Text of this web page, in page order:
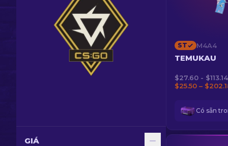
GIÁ
ST M4A4
TEMUKAU
$27.60 - $113.14
$25.50 –
Có sẵn